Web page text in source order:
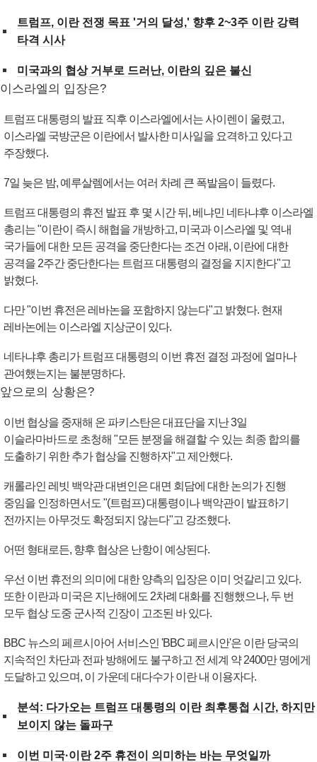
트럼프, 이란 전쟁 목표 '거의 달성,' 향후 2~3주 이란 강력
타격 시사
미국과의 협상 거부로 드러난, 이란의 깊은 불신
이스라엘의 입장은?
트럼프 대통령의 발표 직후 이스라엘에서는 사이렌이 울렸고,
이스라엘 국방군은 이란에서 발사한 미사일을 요격하고 있다고
주장했다.
7일 늦은 밤, 예루살렘에서는 여러 차례 큰 폭발음이 들렸다.
트럼프 대통령의 휴전 발표 후 몇 시간 뒤, 베냐민 네타냐후 이스라엘
총리는 "이란이 즉시 해협을 개방하고, 미국과 이스라엘 및 역내
국가들에 대한 모든 공격을 중단한다는 조건 아래, 이란에 대한
공격을 2주간 중단한다는 트럼프 대통령의 결정을 지지한다"고
밝혔다.
다만 "이번 휴전은 레바논을 포함하지 않는다"고 밝혔다. 현재
레바논에는 이스라엘 지상군이 있다.
네타냐후 총리가 트럼프 대통령의 이번 휴전 결정 과정에 얼마나
관여했는지는 불분명하다.
앞으로의 상황은?
이번 협상을 중재해 온 파키스탄은 대표단을 지난 3일
이슬라마바드로 초청해 "모든 분쟁을 해결할 수 있는 최종 합의를
도출하기 위한 추가 협상을 진행하자"고 제안했다.
캐롤라인 레빗 백악관 대변인은 대면 회담에 대한 논의가 진행
중임을 인정하면서도 "(트럼프) 대통령이나 백악관이 발표하기
전까지는 아무것도 확정되지 않는다"고 강조했다.
어떤 형태로든, 향후 협상은 난항이 예상된다.
우선 이번 휴전의 의미에 대한 양측의 입장은 이미 엇갈리고 있다.
또한 이란과 미국은 지난해에도 2차례 대화를 진행했으나, 두 번
모두 협상 도중 군사적 긴장이 고조된 바 있다.
BBC 뉴스의 페르시아어 서비스인 'BBC 페르시안'은 이란 당국의
지속적인 차단과 전파 방해에도 불구하고 전 세계 약 2400만 명에게
도달하고 있으며, 이 가운데 대다수가 이란 내 이용자다.
분석: 다가오는 트럼프 대통령의 이란 최후통첩 시간, 하지만
보이지 않는 돌파구
이번 미국·이란 2주 휴전이 의미하는 바는 무엇일까